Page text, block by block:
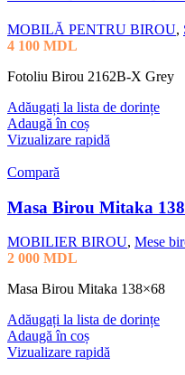
MOBILĂ PENTRU BIROU,
4 100 MDL
Fotoliu Birou 2162B-X Grey
Adăugați la lista de dorințe
Adaugă în coș
Vizualizare rapidă
Compară
Masa Birou Mitaka
MOBILIER BIROU, Mese
2 000 MDL
Masa Birou Mitaka 138×68
Adăugați la lista de dorințe
Adaugă în coș
Vizualizare rapidă